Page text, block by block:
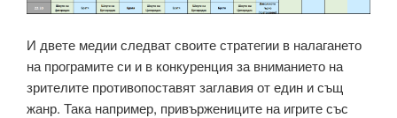
И двете медии следват своите стратегии в налагането
на програмите си и в конкуренция за вниманието на
зрителите противопоставят заглавия от един и същ
жанр. Така например, привържениците на игрите със